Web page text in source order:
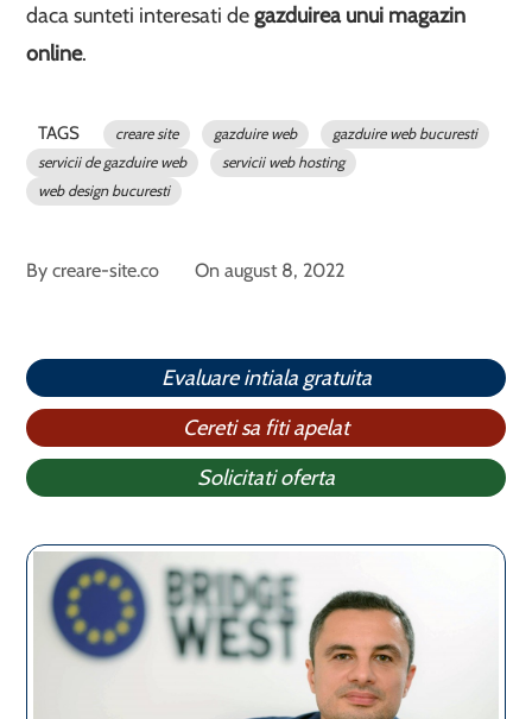
daca sunteti interesati degazduirea unui magazin
online.
TAGS creare site gazduire web
gazduire web bucuresti
servicii de gazduire web
servicii web hosting
web design bucuresti
Bycreare-site.co Onaugust 8, 2022
Evaluare intiala gratuita
Cereti sa fiti apelat
Solicitati oferta